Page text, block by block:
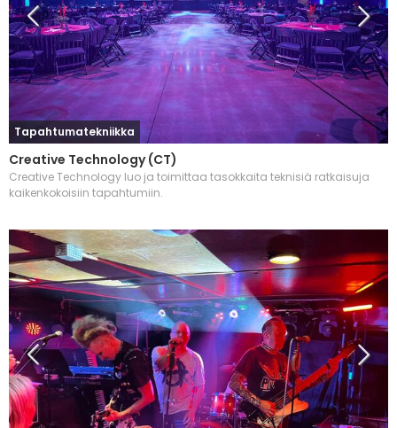
Tapahtumatekniikka
Creative Technology (CT)
Creative Technology luo ja toimittaa tasokkaita teknisiä ratkaisuja
kaikenkokoisiin tapahtumiin.